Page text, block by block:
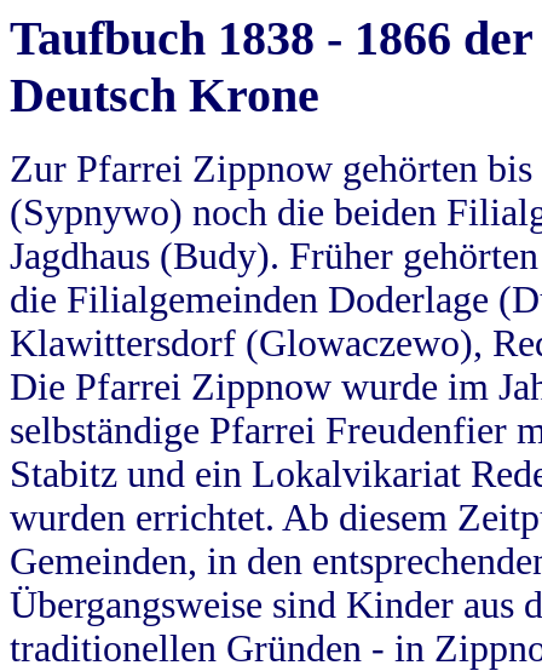
Taufbuch 1838 - 1866
Deutsch Krone
Zur Pfarrei Zippnow gehörten
(Sypnywo) noch die beiden
Jagdhaus (Budy). Früher
die Filialgemeinden Doderlage
Klawittersdorf (Glowaczewo),
Die Pfarrei Zippnow wurde im
selbständige Pfarrei Freudenfier
Stabitz und ein Lokalvikariat
wurden errichtet. Ab diesem
Gemeinden, in den
Übergangsweise sind Kinder aus
traditionellen Gründen - in